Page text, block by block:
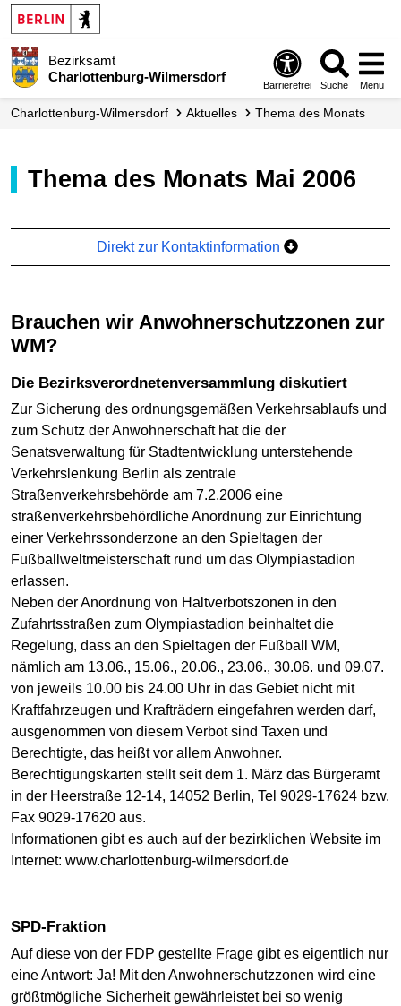
Bezirksamt
Charlottenburg-Wilmersdorf
Barrierefrei Suche Menü
Charlottenburg-Wilmersdorf Aktuelles Thema des Monats
Thema des Monats Mai 2006
Direkt zur Kontaktinformation
Brauchen wir Anwohnerschutzzonen zur
WM?
Die Bezirksverordnetenversammlung diskutiert
Zur Sicherung des ordnungsgemäßen Verkehrsablaufs und
zum Schutz der Anwohnerschaft hat die der
Senatsverwaltung für Stadtentwicklung unterstehende
Verkehrslenkung Berlin als zentrale
Straßenverkehrsbehörde am 7.2.2006 eine
straßenverkehrsbehördliche Anordnung zur Einrichtung
einer Verkehrssonderzone an den Spieltagen der
Fußballweltmeisterschaft rund um das Olympiastadion
erlassen.
Neben der Anordnung von Haltverbotszonen in den
Zufahrtsstraßen zum Olympiastadion beinhaltet die
Regelung, dass an den Spieltagen der Fußball WM,
nämlich am 13.06., 15.06., 20.06., 23.06., 30.06. und 09.07.
von jeweils 10.00 bis 24.00 Uhr in das Gebiet nicht mit
Kraftfahrzeugen und Krafträdern eingefahren werden darf,
ausgenommen von diesem Verbot sind Taxen und
Berechtigte, das heißt vor allem Anwohner.
Berechtigungskarten stellt seit dem 1. März das Bürgeramt
in der Heerstraße 12-14, 14052 Berlin, Tel 9029-17624 bzw.
Fax 9029-17620 aus.
Informationen gibt es auch auf der bezirklichen Website im
Internet: www.charlottenburg-wilmersdorf.de
SPD-Fraktion
Auf diese von der FDP gestellte Frage gibt es eigentlich nur
eine Antwort: Ja! Mit den Anwohnerschutzzonen wird eine
größtmögliche Sicherheit gewährleistet bei so wenig